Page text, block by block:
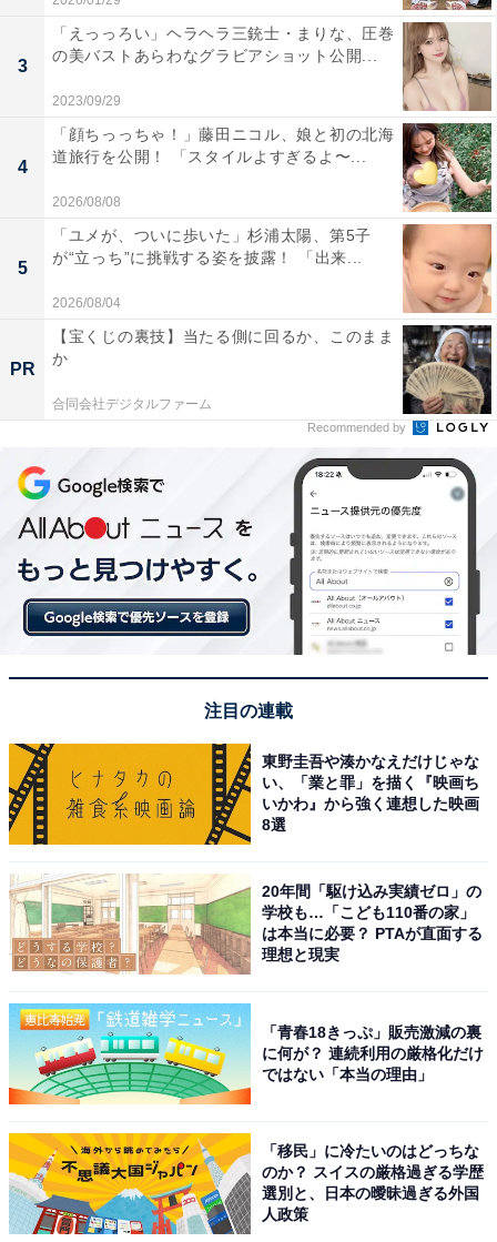
3
「えっっろい」ヘラヘラ三銃士・まりな、圧巻
の美バストあらわなグラビアショット公開...
2023/09/29
4
「顔ちっっちゃ！」藤田ニコル、娘と初の北海
道旅行を公開！ 「スタイルよすぎるよ〜...
2026/08/08
5
「ユメが、ついに歩いた」杉浦太陽、第5子
が“立っち”に挑戦する姿を披露！ 「出来...
2026/08/04
PR
【宝くじの裏技】当たる側に回るか、このまま
か
合同会社デジタルファーム
Recommended by
注目の連載
東野圭吾や湊かなえだけじゃな
い、「業と罪」を描く『映画ち
いかわ』から強く連想した映画
8選
20年間「駆け込み実績ゼロ」の
学校も…「こども110番の家」
は本当に必要？ PTAが直面する
理想と現実
「青春18きっぷ」販売激減の裏
に何が？ 連続利用の厳格化だけ
ではない「本当の理由」
「移民」に冷たいのはどっちな
のか？ スイスの厳格過ぎる学歴
選別と、日本の曖昧過ぎる外国
人政策